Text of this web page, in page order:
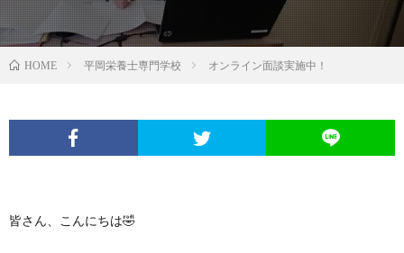
HOME 平岡栄養士専門学校 オンライン面談実施中！
皆さん、こんにちは🤣